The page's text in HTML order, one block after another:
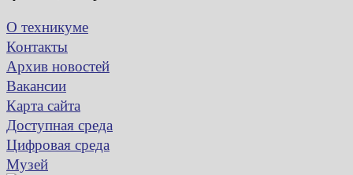
О техникуме
Контакты
Архив новостей
Вакансии
Карта сайта
Доступная среда
Цифровая среда
Музей